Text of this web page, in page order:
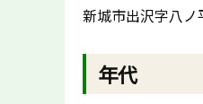
新城市出沢字八ノ
年代